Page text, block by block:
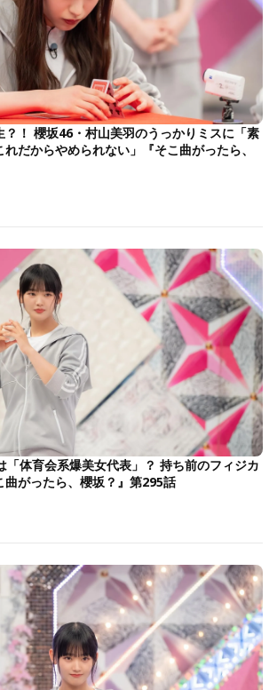
？！ 櫻坂46・村山美羽のうっかりミスに「素
だからやめられない」『そこ曲がったら、
「体育会系爆美女代表」？ 持ち前のフィジカ
曲がったら、櫻坂？』第295話